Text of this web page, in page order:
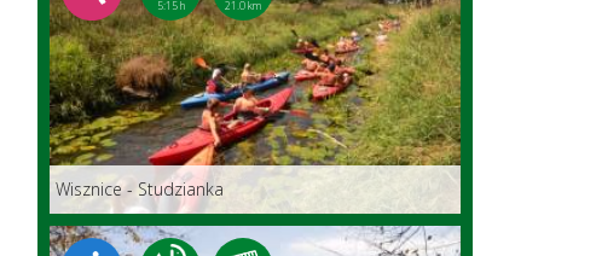
5:15 h 21.0 km
Wisznice - Studzianka